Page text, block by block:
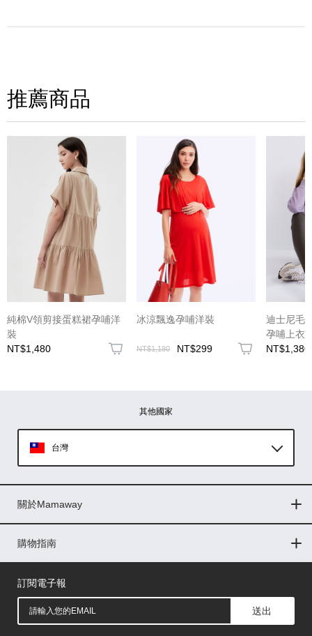
(圖片格式限jpg、jpeg)
推薦商品
純棉V領剪接蛋糕裙孕哺洋
裝
NT$1,480
冰涼飄逸孕哺洋裝
NT$1,180 NT$299
迪士尼毛
孕哺上衣
NT$1,380
其他國家
台灣
印尼
馬來西亞
關於Mamaway
門市據點
最新消息
品牌故事
人力招募
媒體花絮
隱私權聲明
CSR企業社會責任
購物指南
購物常見問題
退換貨問題
儲值金使用條款
購買儲值金
發票問題
會員權益
線上留言
吸乳器-免費體驗
訂閱電子報
送出